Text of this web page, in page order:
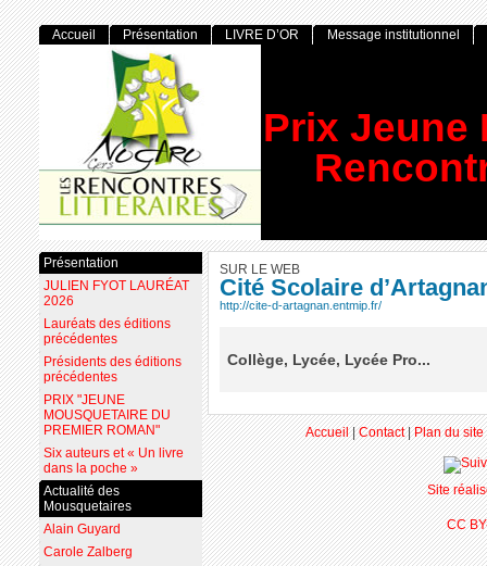
Prix Jeune
SUR LE WEB
Cité Scolaire
http://cite-d-artagnan.entmip.fr/
Collège, Lycée, Lycée Pro...
Accueil Présentation LIVRE D’OR Message institutionnel
Présentation
JULIEN FYOT LAURÉAT
2026
Lauréats des éditions
précédentes
Présidents des éditions
précédentes
PRIX "JEUNE
MOUSQUETAIRE DU
PREMIER ROMAN"
Six auteurs et « Un livre
dans la poche »
Actualité des
Mousquetaires
Alain Guyard
Carole Zalberg
Accueil|Contact|Plan du site
Site
CC